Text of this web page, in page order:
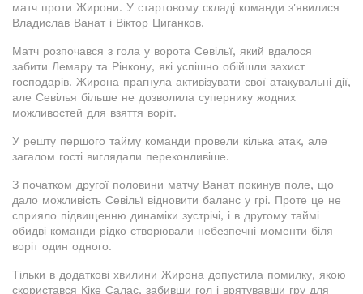
матч проти Жирони. У стартовому складі команди з'явилися
Владислав Ванат і Віктор Циганков.
Матч розпочався з гола у ворота Севільї, який вдалося
забити Лемару та Рінкону, які успішно обійшли захист
господарів. Жирона прагнула активізувати свої атакувальні дії,
але Севілья більше не дозволила супернику жодних
можливостей для взяття воріт.
У решту першого тайму команди провели кілька атак, але
загалом гості виглядали переконливіше.
З початком другої половини матчу Ванат покинув поле, що
дало можливість Севільї відновити баланс у грі. Проте це не
сприяло підвищенню динаміки зустрічі, і в другому таймі
обидві команди рідко створювали небезпечні моменти біля
воріт один одного.
Тільки в додаткові хвилини Жирона допустила помилку, якою
скористався Кіке Салас, забивши гол і врятувавши гру для